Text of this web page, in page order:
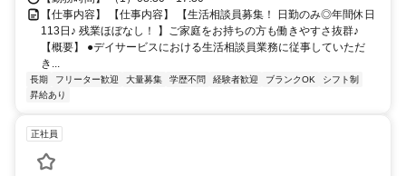
【仕事内容】 【仕事内容】 【生活相談員募集！ 日勤のみ◎年間休日
113日♪ 残業ほぼなし！ 】ご家庭をお持ちの方も働きやすさ抜群♪
【概要】 ●デイサービスにおける生活相談員業務に従事していただ
き...
長期 フリーター歓迎 大量募集 学歴不問 経験者歓迎 ブランクOK
シフト制
昇給あり
正社員